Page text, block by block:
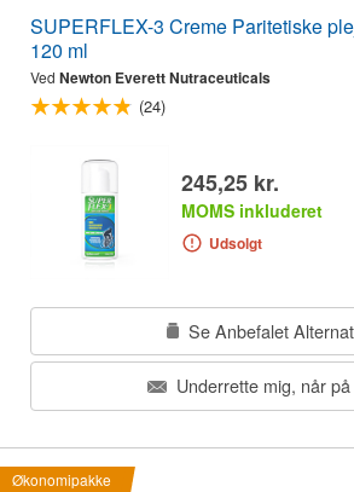
SUPERFLEX-3 Creme Paritetiske
120 ml
Ved Newton Everett Nutraceuticals
(24)
245,25 kr.
MOMS inkluderet
Udsolgt
Se Anbefalet
Underrette mig, når
Økonomipakke